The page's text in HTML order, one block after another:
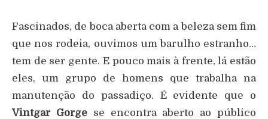
Fascinados, de boca aberta com a beleza sem fim
que nos rodeia, ouvimos um barulho estranho…
tem de ser gente. E pouco mais à frente, lá estão
eles, um grupo de homens que trabalha na
manutenção do passadiço. É evidente que o
Vintgar Gorgese encontra aberto ao público